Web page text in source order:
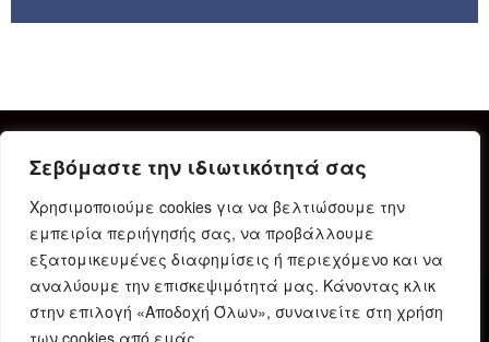
Σεβόμαστε την ιδιωτικότητά σας
Χρησιμοποιούμε cookies για να βελτιώσουμε την
εμπειρία περιήγησής σας, να προβάλλουμε
εξατομικευμένες διαφημίσεις ή περιεχόμενο και να
αναλύουμε την επισκεψιμότητά μας. Κάνοντας κλικ
στην επιλογή «Αποδοχή Όλων», συναινείτε στη χρήση
των cookies από εμάς.
Δήλωση Συμμόρφωσης Ταυτότητα
Όροι χρήσης